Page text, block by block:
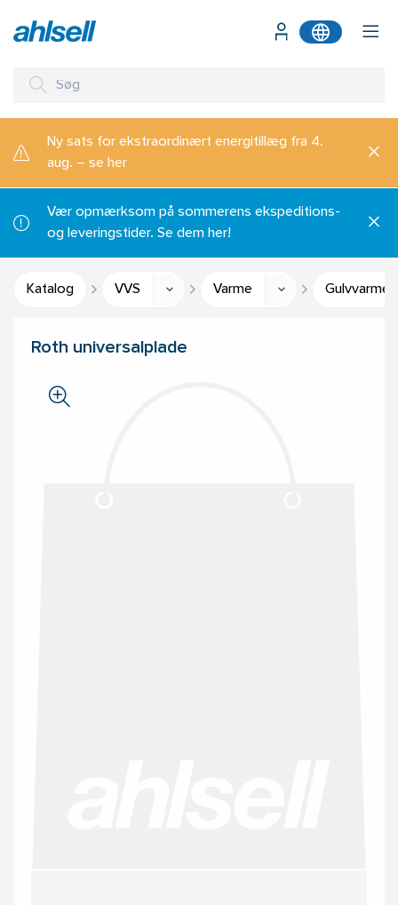
Ny sats for ekstraordinært energitillæg fra 4.
aug. – se her
Vær opmærksom på sommerens ekspeditions-
og leveringstider. Se dem her!
Katalog VVS Varme
Roth universalplade